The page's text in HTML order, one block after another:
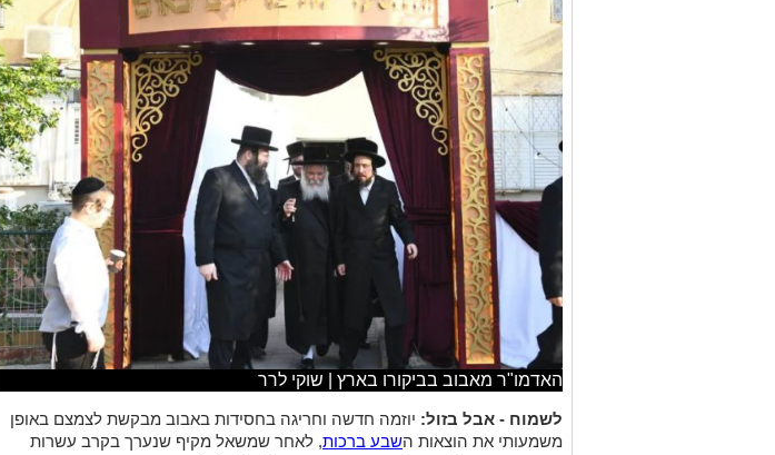
האדמו"ר מאבוב בביקורו בארץ | שוקי לרר
לשמוח - אבל בזול: יוזמה חדשה וחריגה בחסידות באבוב מבקשת לצמצם באופן
משמעותי את הוצאות השבע ברכות, לאחר שמשאל מקיף שנערך בקרב עשרות